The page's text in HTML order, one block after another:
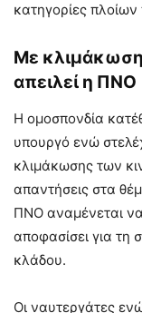
κατηγορίες
Με
απειλεί η ΠΝΟ
Η ομοσπονδία
υπουργό ενώ
κλιμάκωσης των
απαντήσεις στα
ΠΝΟ αναμένεται
αποφασίσει για τη
κλάδου.
Οι ναυτεργάτες